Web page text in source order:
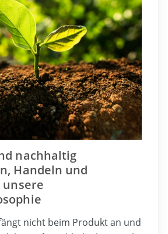
nachhaltig
Handeln und
unsere
nicht beim Produkt an und